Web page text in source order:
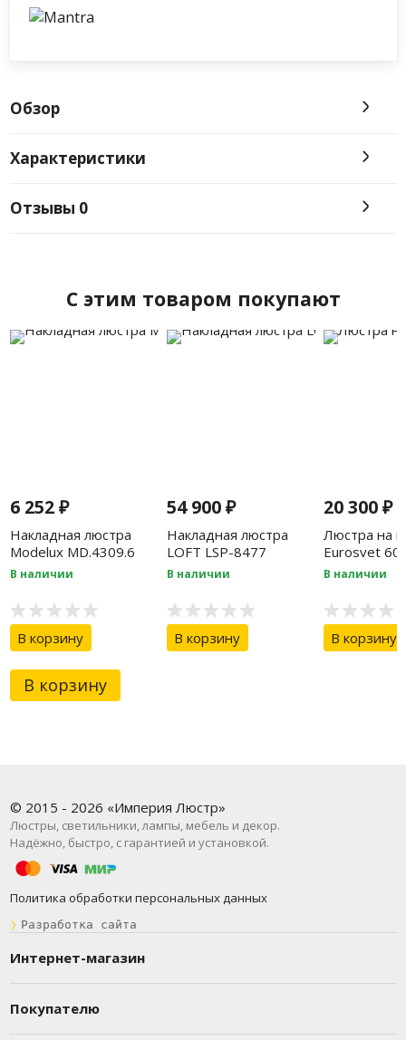
Обзор
Характеристики
Отзывы 0
C этим товаром покупают
6 252₽
Накладная люстра
Modelux MD.4309.6
В наличии
В корзину
54 900₽
Накладная люстра
LOFT LSP-8477
В наличии
В корзину
20 300₽
Люстра на
Eurosvet
серебро
В наличии
В корзину
В корзину
© 2015 - 2026 «Империя Люстр»
Люстры, светильники, лампы, мебель и декор.
Надёжно, быстро, с гарантией и установкой.
Политика обработки персональных данных
❯ Разработка сайта
Интернет-магазин
Покупателю